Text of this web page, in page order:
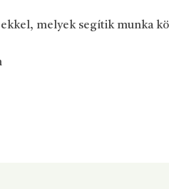
melyek segítik munka